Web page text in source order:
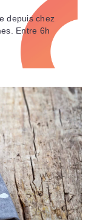
depuis chez
Entre 6h